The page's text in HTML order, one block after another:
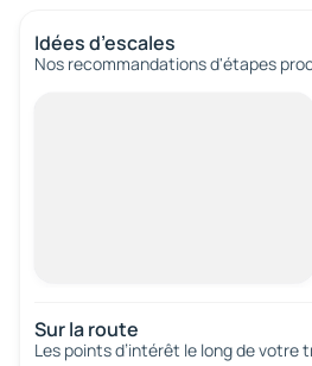
Idées d’escales
Nos recommandations d'étapes
Sur la route
Les points d’intérêt le long de votre